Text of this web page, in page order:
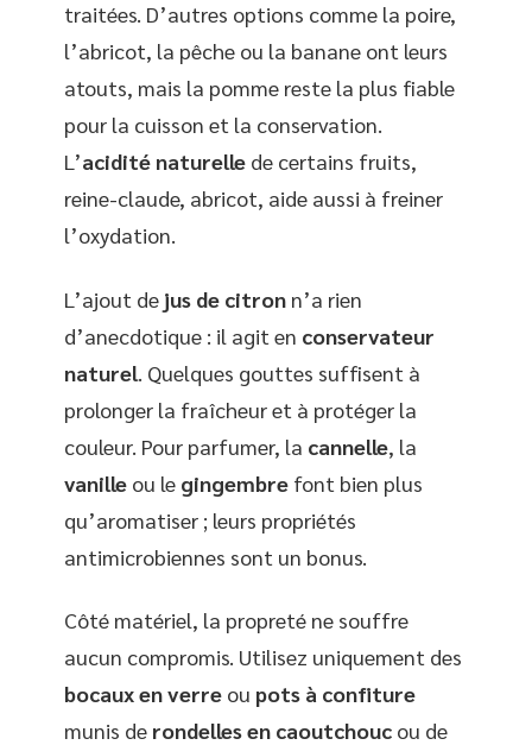
traitées. D’autres options comme la poire,
l’abricot, la pêche ou la banane ont leurs
atouts, mais la pomme reste la plus fiable
pour la cuisson et la conservation.
L’acidité naturelle de certains fruits,
reine-claude, abricot, aide aussi à freiner
l’oxydation.
L’ajout de jus de citron n’a rien
d’anecdotique : il agit en conservateur
naturel . Quelques gouttes suffisent à
prolonger la fraîcheur et à protéger la
couleur. Pour parfumer, la cannelle, la
vanille ou le gingembre font bien plus
qu’aromatiser ; leurs propriétés
antimicrobiennes sont un bonus.
Côté matériel, la propreté ne souffre
aucun compromis. Utilisez uniquement des
bocaux en verre ou pots à confiture
munis de rondelles en caoutchouc ou de